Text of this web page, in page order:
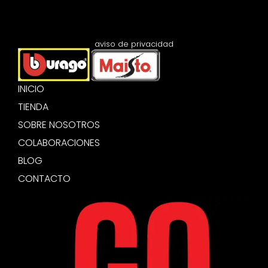
INICIO
TIENDA
SOBRE NOSOTROS
COLABORACIONES
BLOG
CONTACTO
aviso de privacidad